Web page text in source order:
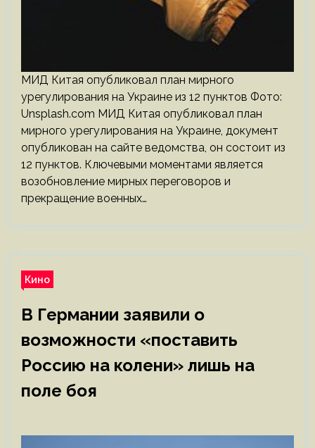
МИД Китая опубликовал план мирного
урегулирования на Украине из 12 пунктов Фото:
Unsplash.com МИД Китая опубликовал план
мирного урегулирования на Украине, документ
опубликован на сайте ведомства, он состоит из
12 пунктов. Ключевыми моментами является
возобновление мирных переговоров и
прекращение военных…
Кино
В Германии заявили о
возможности «поставить
Россию на колени» лишь на
поле боя